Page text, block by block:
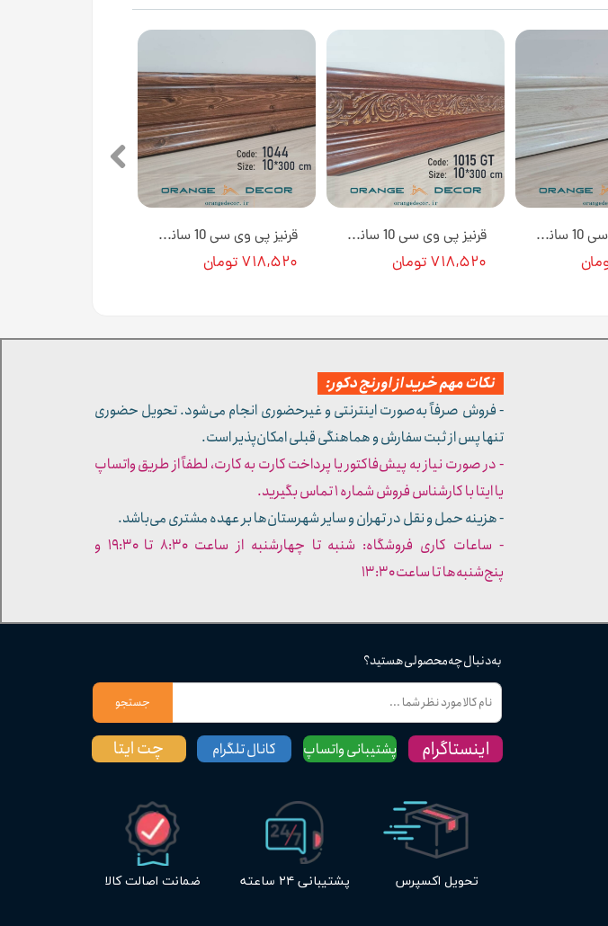
قرنیز پی وی سی 10 سانتی متری طرح چوب قهوه ای کد 1044 [انبار تهران]
۷۱۸,۵۲۰ تومان
قرنیز پی وی سی 10 سانتی متری طرح چوب گلدار قهوه ای کد 1015GT [انبار تهران]
۷۱۸,۵۲۰ تومان
قرنیز پی وی سی 10 سانتی متری کد 1051 [انبار تهران]
تحویل اکسپرس پشتیبانی ۲۴ ساعته ضمانت اصالت کالا
به دنبال چه محصولی هستید؟
جستجو
پشتیبانی واتساپ چت ایتا کانال تلگرام اینستاگرام
نکات مهم خرید از اورنج دکور:
- فروش صرفاً به‌صورت اینترنتی و غیرحضوری انجام می‌شود. تحویل حضوری
تنها پس از ثبت سفارش و هماهنگی قبلی امکان‌پذیر است.
- در صورت نیاز به پیش‌فاکتور یا پرداخت کارت به کارت، لطفاً از طریق واتساپ
یا ایتا با کارشناس فروش شماره ۱ تماس بگیرید.
- هزینه حمل و نقل در تهران و سایر شهرستان‌ها بر عهده مشتری می‌باشد.
- ساعات کاری فروشگاه: شنبه تا چهارشنبه از ساعت ۸:۳۰ تا ۱۹:۳۰ و
پنج‌شنبه‌ها تا ساعت ۱۳:۳۰​​​​​​​